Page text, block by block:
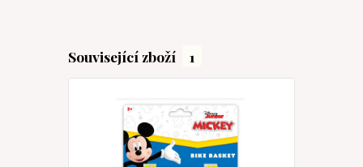
Související zboží 1